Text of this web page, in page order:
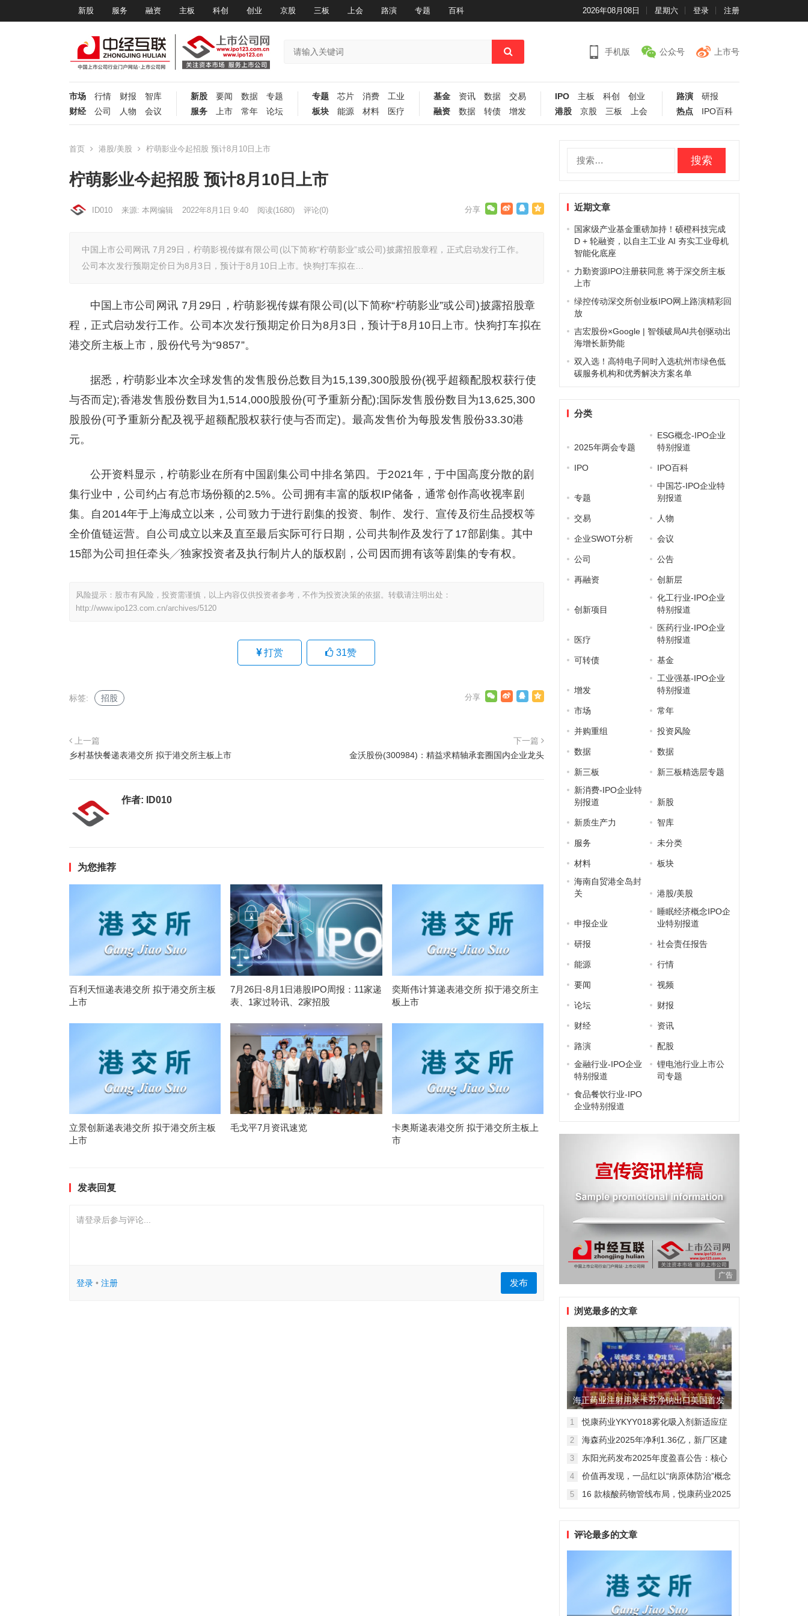
新股 服务 融资 主板 科创 创业 京股 三板 上会 路演 专题 百科 2026年08月08日 星期六 登录 注册
手机版 公众号 上市号
市场 行情 财报
智库
财经
公司 人物 会议
新股 要闻 数据
专题
服务
上市 常年 论坛
专题 芯片 消费
工业
板块
能源 材料 医疗
基金 资讯 数据
交易
融资
数据 转债 增发
IPO 主板 科创
创业
港股
京股 三板 上会
路演
研报
热点
IPO百科
首页 港股/美股 柠萌影业今起招股 预计8月10日上市
柠萌影业今起招股 预计8月10日上市
ID010 来源: 本网编辑 2022年8月1日 9:40 阅读(1680) 评论(0)
中国上市公司网讯 7月29日，柠萌影视传媒有限公司(以下简称“柠萌影业”或公司)披露招股章程，正式启动发行工作。
公司本次发行预期定价日为8月3日，预计于8月10日上市。快狗打车拟在…
中国上市公司网讯 7月29日，柠萌影视传媒有限公司(以下简称“柠萌影业”或公司)披露招股章
程，正式启动发行工作。公司本次发行预期定价日为8月3日，预计于8月10日上市。快狗打车拟在
港交所主板上市，股份代号为“9857”。
据悉，柠萌影业本次全球发售的发售股份总数目为15,139,300股股份(视乎超额配股权获行使
与否而定);香港发售股份数目为1,514,000股股份(可予重新分配);国际发售股份数目为13,625,300
股股份(可予重新分配及视乎超额配股权获行使与否而定)。最高发售价为每股发售股份33.30港
元。
公开资料显示，柠萌影业在所有中国剧集公司中排名第四。于2021年，于中国高度分散的剧
集行业中，公司约占有总市场份额的2.5%。公司拥有丰富的版权IP储备，通常创作高收视率剧
集。自2014年于上海成立以来，公司致力于进行剧集的投资、制作、发行、宣传及衍生品授权等
全价值链运营。自公司成立以来及直至最后实际可行日期，公司共制作及发行了17部剧集。其中
15部为公司担任牵头╱独家投资者及执行制片人的版权剧，公司因而拥有该等剧集的专有权。
风险提示：股市有风险，投资需谨慎，以上内容仅供投资者参考，不作为投资决策的依据。转载请注明出处：
http://www.ipo123.com.cn/archives/5120
打赏 31赞
标签: 招股
上一篇
乡村基快餐递表港交所 拟于港交所主板上市
下一篇
金沃股份(300984)：精益求精轴承套圈国内企业龙头
作者: ID010
为您推荐
百利天恒递表港交所 拟于港交所主板
上市
7月26日-8月1日港股IPO周报：11家递
表、1家过聆讯、2家招股
奕斯伟计算递表港交所 拟于港交所主
板上市
立景创新递表港交所 拟于港交所主板
上市
毛戈平7月资讯速览
卡奥斯递表港交所 拟于港交所主板上
市
发表回复
请登录后参与评论...
登录• 注册 发布
近期文章
国家级产业基金重磅加持！硕橙科技完成
D + 轮融资，以自主工业 AI 夯实工业母机
智能化底座
力勤资源IPO注册获同意 将于深交所主板
上市
绿控传动深交所创业板IPO网上路演精彩回
放
吉宏股份×Google | 智领破局AI共创驱动出
海增长新势能
双入选！高特电子同时入选杭州市绿色低
碳服务机构和优秀解决方案名单
分类
2025年两会专题
ESG概念-IPO企业
特别报道
IPO IPO百科
专题
中国芯-IPO企业特
别报道
交易 人物
企业SWOT分析 会议
公司 公告
再融资 创新层
创新项目
化工行业-IPO企业
特别报道
医疗
医药行业-IPO企业
特别报道
可转债 基金
增发
工业强基-IPO企业
特别报道
市场 常年
并购重组 投资风险
数据 数据
新三板
新三板精选层专题
新消费-IPO企业特
别报道
新股
新质生产力 智库
服务 未分类
材料
板块
海南自贸港全岛封
关
港股/美股
申报企业
睡眠经济概念IPO企
业特别报道
研报 社会责任报告
能源 行情
要闻 视频
论坛 财报
财经 资讯
路演
配股
金融行业-IPO企业
特别报道
锂电池行业上市公
司专题
食品餐饮行业-IPO
企业特别报道
广告
浏览最多的文章
海正药业注射用米卡芬净钠出口美国首发
制剂全球化迈出关键一步
1
悦康药业YKYY018雾化吸入剂新适应症
感染防治
2
海森药业2025年净利1.36亿，新厂区建
3
东阳光药发布2025年度盈喜公告：核心
维度
4
价值再发现，一品红以“病原体防治”概念
5
16 款核酸药物管线布局，悦康药业2025
评论最多的文章